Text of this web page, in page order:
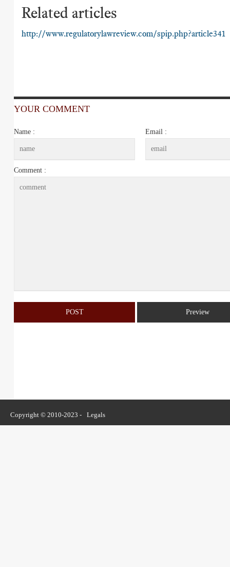
Related articles
http://www.regulatorylawreview.com/spip.php?article341
YOUR COMMENT
Name : Email :
Comment :
Copyright © 2010-2023 - Legals